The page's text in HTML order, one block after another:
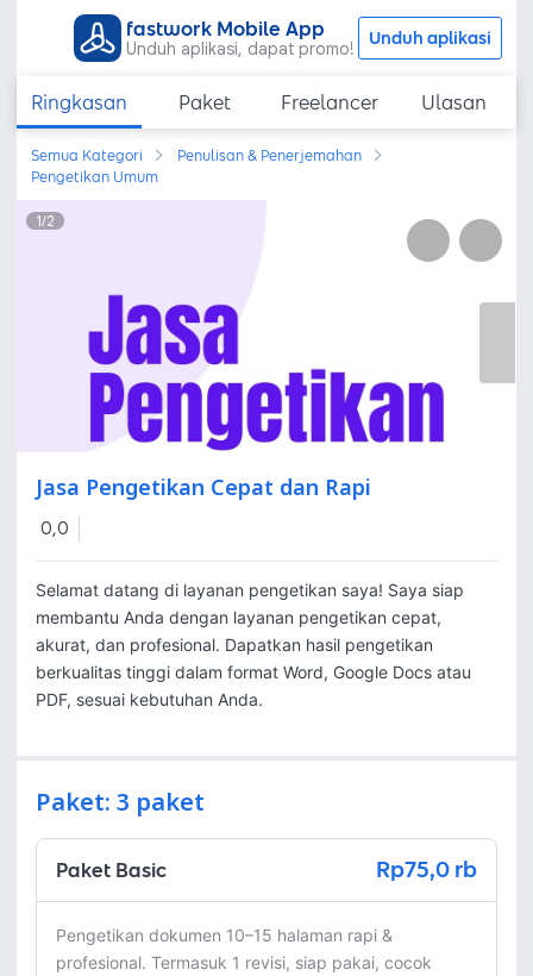
fastwork Mobile App
Unduh aplikasi, dapat promo! Unduh aplikasi
Ringkasan Paket Freelancer Ulasan
Semua Kategori
Penulisan & Penerjemahan
Pengetikan Umum
1/2
Jasa Pengetikan Cepat dan Rapi
0,0
Selamat datang di layanan pengetikan saya! Saya siap
membantu Anda dengan layanan pengetikan cepat,
akurat, dan profesional. Dapatkan hasil pengetikan
berkualitas tinggi dalam format Word, Google Docs atau
PDF, sesuai kebutuhan Anda.
Paket: 3 paket
Paket Basic Rp75,0 rb
Pengetikan dokumen 10–15 halaman rapi &
profesional. Termasuk 1 revisi, siap pakai, cocok